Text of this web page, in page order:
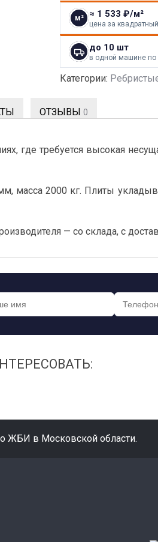
м² ≈ 1 533 ₽/м²
цена за
до 10 шт
в одной машине по
Категории:
ОТЗЫВЫ 0
где требуется высокая
масса 2000 кг. Плиты
— со склада, с
ЖБИ в Московской области.